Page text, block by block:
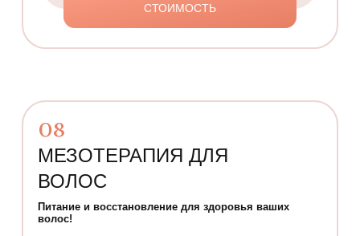
СТОИМОСТЬ
МЕЗОТЕРАПИЯ ДЛЯ
ВОЛОС
Питание и восстановление для здоровья ваших
волос!
08